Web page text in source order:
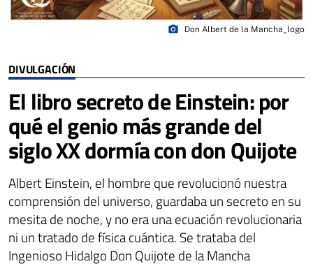
DIVULGACIÓN
El libro secreto de Einstein: por
qué el genio más grande del
siglo XX dormía con don Quijote
Albert Einstein, el hombre que revolucionó nuestra
comprensión del universo, guardaba un secreto en su
mesita de noche, y no era una ecuación revolucionaria
ni un tratado de física cuántica. Se trataba del
Ingenioso Hidalgo Don Quijote de la Mancha
photo_camera Don Albert de la Mancha_logo